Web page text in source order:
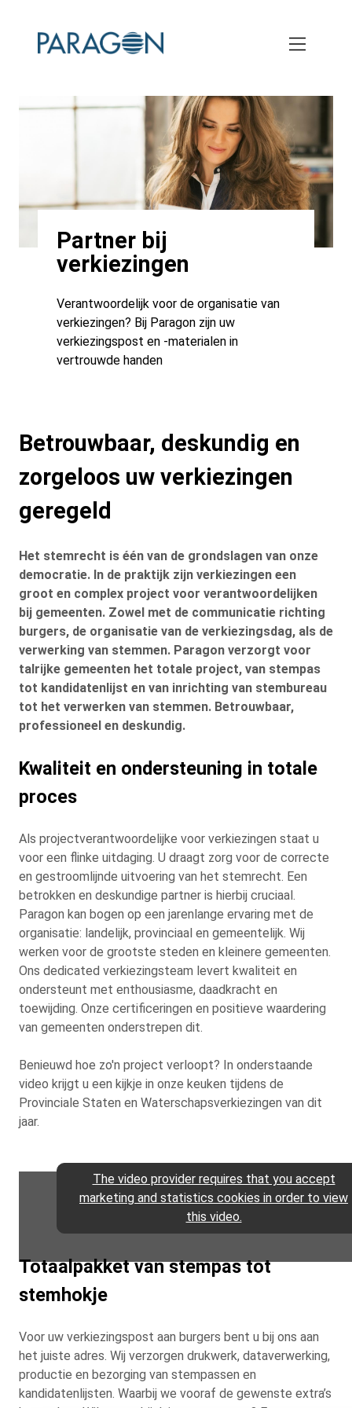
Partner bij
verkiezingen
Verantwoordelijk voor de organisatie van
verkiezingen? Bij Paragon zijn uw
verkiezingspost en -materialen in
vertrouwde handen
Betrouwbaar, deskundig en
zorgeloos uw verkiezingen
geregeld
Het stemrecht is één van de grondslagen van onze
democratie. In de praktijk zijn verkiezingen een
groot en complex project voor verantwoordelijken
bij gemeenten. Zowel met de communicatie richting
burgers, de organisatie van de verkiezingsdag, als de
verwerking van stemmen. Paragon verzorgt voor
talrijke gemeenten het totale project, van stempas
tot kandidatenlijst en van inrichting van stembureau
tot het verwerken van stemmen. Betrouwbaar,
professioneel en deskundig.
Kwaliteit en ondersteuning in totale
proces
Als projectverantwoordelijke voor verkiezingen staat u
voor een flinke uitdaging. U draagt zorg voor de correcte
en gestroomlijnde uitvoering van het stemrecht. Een
betrokken en deskundige partner is hierbij cruciaal.
Paragon kan bogen op een jarenlange ervaring met de
organisatie: landelijk, provinciaal en gemeentelijk. Wij
werken voor de grootste steden en kleinere gemeenten.
Ons dedicated verkiezingsteam levert kwaliteit en
ondersteunt met enthousiasme, daadkracht en
toewijding. Onze certificeringen en positieve waardering
van gemeenten onderstrepen dit.
Benieuwd hoe zo'n project verloopt? In onderstaande
video krijgt u een kijkje in onze keuken tijdens de
Provinciale Staten en Waterschapsverkiezingen van dit
jaar.
The video provider requires that you accept
marketing and statistics cookies in order to view
this video.
Totaalpakket van stempas tot
stemhokje
Voor uw verkiezingspost aan burgers bent u bij ons aan
het juiste adres. Wij verzorgen drukwerk, dataverwerking,
productie en bezorging van stempassen en
kandidatenlijsten. Waarbij we vooraf de gewenste extra’s